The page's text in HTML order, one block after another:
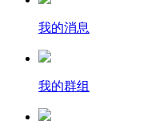
我的消息
我的群组